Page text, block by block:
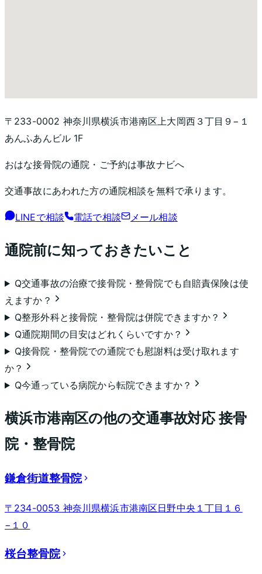
〒233-0002 神奈川県横浜市港南区上大岡西３丁目９−１
あんふあんビル 1F
おはな接骨院の通院・ご予約は事故ナビへ
交通事故にあわれた方の通院相談を無料で承ります。
LINEで相談 電話で相談 メール相談
通院前に知っておきたいこと
Q交通事故の治療で接骨院・整骨院でも自賠責保険は使
えますか？
Q整形外科と接骨院・整骨院は併院できますか？
Q通院期間の目安はどれくらいですか？
Q接骨院・整骨院での通院でも慰謝料は受け取れます
か？
Q今通っている病院から転院できますか？
横浜市港南区の他の交通事故対応 接骨
院・整骨院
鎌倉街道整骨院
〒234-0053 神奈川県横浜市港南区日野中央１丁目１６
−１０
桜台整骨院